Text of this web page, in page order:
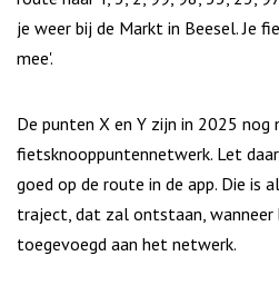
je weer bij de Markt in Beesel.Je
mee'.
De punten X en Y zijn in 2025
fietsknooppuntennetwerk. Let
goed op de route in de app. Die is
traject, dat zal ontstaan, wanneer
toegevoegd aan het netwerk.